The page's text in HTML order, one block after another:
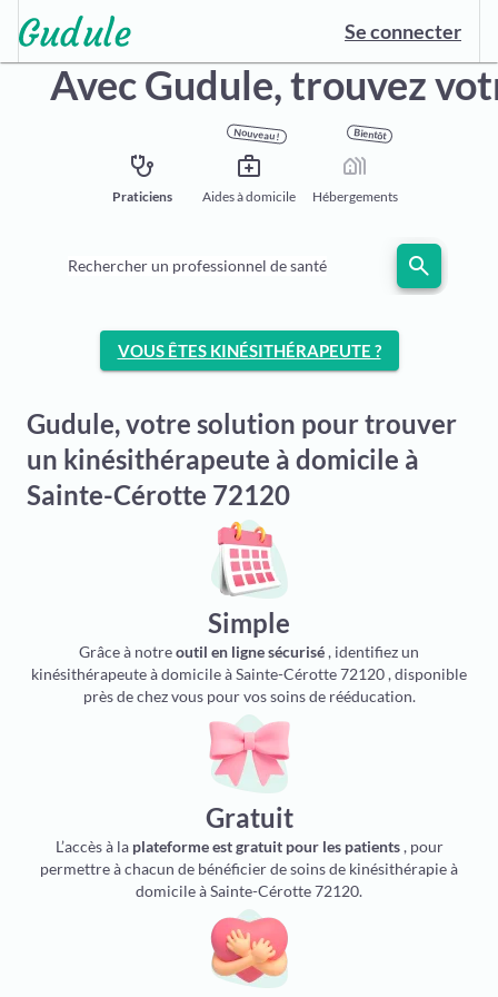
Se connecter
Avec Gudule,trouvez
stethoscope
Praticiens
Nouveau !
medical_services
Aides à domicile
Bientôt
holiday_village
Hébergements
Rechercher un professionnel de santé search
VOUS ÊTES KINÉSITHÉRAPEUTE ?
Gudule, votre solution pour trouver
un kinésithérapeute à domicile à
Sainte-Cérotte 72120
Simple
Grâce à notreoutil en ligne sécurisé, identifiez un
kinésithérapeute à domicile à Sainte-Cérotte 72120 , disponible
près de chez vous pour vos soins de rééducation.
Gratuit
L’accès à la plateforme est gratuit pour les patients, pour
permettre à chacun de bénéficier de soins de kinésithérapie à
domicile à Sainte-Cérotte 72120.